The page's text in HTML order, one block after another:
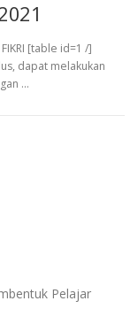
FIKRI [table id=1 /]
dapat melakukan
…
Pelajar